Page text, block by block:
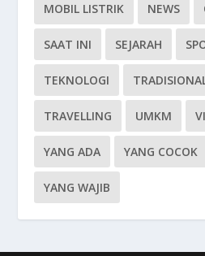
MOBIL LISTRIK NEWS
SAAT INI SEJARAH
TEKNOLOGI
TRAVELLING UMKM
YANG ADA YANG COCOK
YANG WAJIB